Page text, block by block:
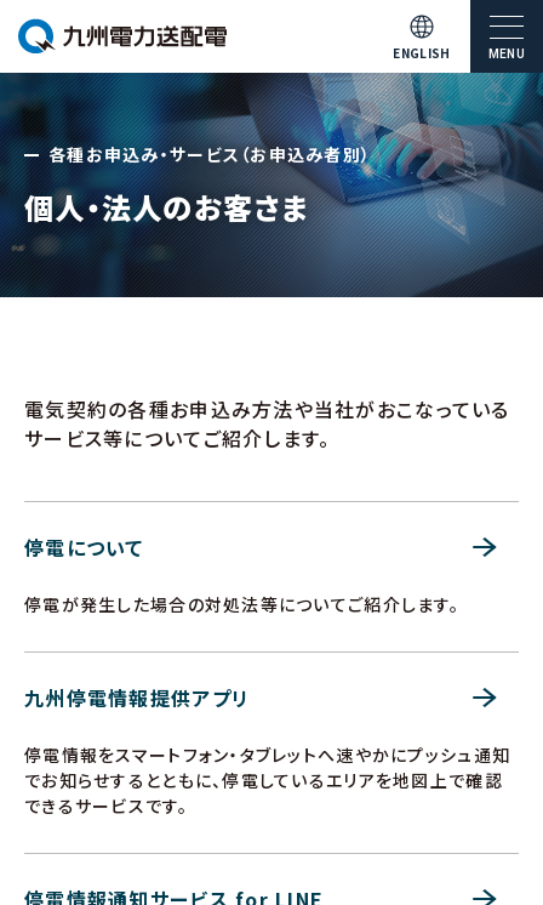
ENGLISH MENU
各種お申込み・サービス（お申込み者別）
個人・法人のお客さま
電気契約の各種お申込み方法や当社がおこなっている
サービス等についてご紹介します。
停電について
停電が発生した場合の対処法等についてご紹介します。
九州停電情報提供アプリ
停電情報をスマートフォン・タブレットへ速やかにプッシュ通知
でお知らせするとともに、停電しているエリアを地図上で確認
できるサービスです。
停電情報通知サービス for LINE